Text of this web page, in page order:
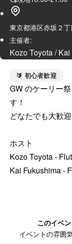
東京都港区赤坂２
主催者:
Kozo Toyota /
🔰 初心者歓迎
GW のケーリー
す！
どなたでも大歓迎
ホスト
Kozo Toyota -
このイベ
イベントの雰囲